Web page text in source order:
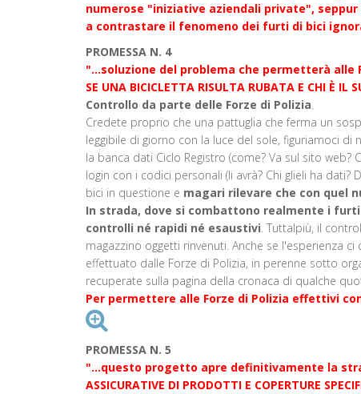
numerose "iniziative aziendali private",
a contrastare il fenomeno dei furti di bici
PROMESSA N. 4
"...soluzione del problema che permetterà alle
SE UNA BICICLETTA RISULTA RUBATA E CHI È IL
Controllo da parte delle Forze di Polizia.
Credete proprio che una pattuglia che ferma un
leggibile di giorno con la luce del sole, figuriamoci
la banca dati Ciclo Registro (come? Va sul sito web?
login con i codici personali (li avrà? Chi glieli ha
bici in questione e magari rilevare che con quel
In strada, dove si combattono realmente i
controlli né rapidi né esaustivi. Tuttalpiù, il
magazzino oggetti rinvenuti. Anche se l'esperienza
effettuato dalle Forze di Polizia, in perenne sotto
recuperate sulla pagina della cronaca di qualche
Per permettere alle Forze di Polizia effettivi
PROMESSA N. 5
"...questo progetto apre definitivamente la strada
ASSICURATIVE DI PRODOTTI E COPERTURE